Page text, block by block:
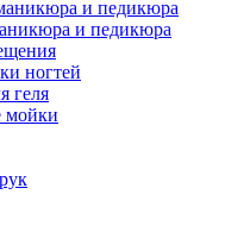
и педикюра
и педикюра
ногтей
геля
мойки